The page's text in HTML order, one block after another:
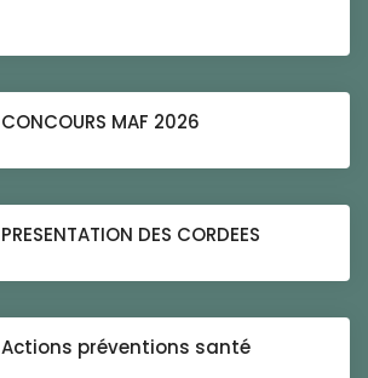
CONCOURS MAF 2026
PRESENTATION DES CORDEES
Actions préventions santé